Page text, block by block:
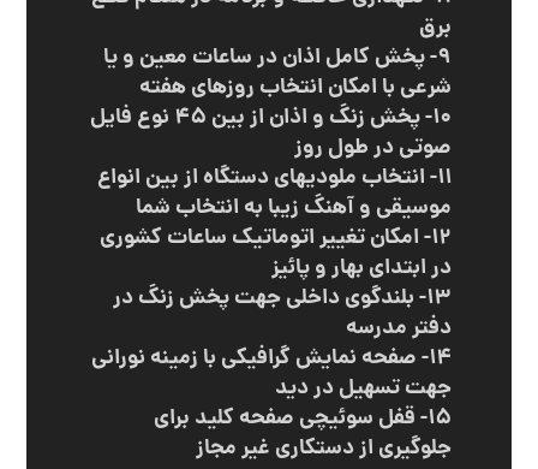
برق
۹- پخش کامل اذان در ساعات معین و یا
شرعی با امکان انتخاب روزهای هفته
۱۰- پخش زنگ و اذان از بین ۴۵ نوع فایل
صوتی در طول روز
۱۱- انتخاب ملودیهای دستگاه از بین انواع
موسیقی و آهنگ زیبا به انتخاب شما
۱۲- امکان تغییر اتوماتیک ساعات کشوری
در ابتدای بهار و پائیز
۱۳- بلندگوی داخلی جهت پخش زنگ در
دفتر مدرسه
۱۴- صفحه نمایش گرافیکی با زمینه نورانی
جهت تسهیل در دید
۱۵- قفل سوئیچی صفحه کلید برای
جلوگیری از دستکاری غیر مجاز